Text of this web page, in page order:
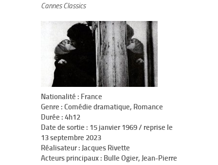
Cannes Classics
Nationalité : France
Genre : Comédie dramatique, Romance
Durée : 4h12
Date de sortie : 15 janvier 1969 / reprise le
13 septembre 2023
Réalisateur : Jacques Rivette
Acteurs principaux : Bulle Ogier, Jean-Pierre